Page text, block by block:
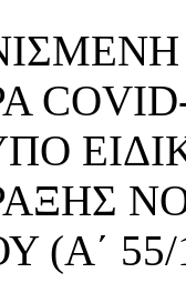
55/